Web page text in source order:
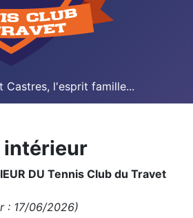
Castres, l'esprit famille...
intérieur
DU Tennis Club du Travet
: 17/06/2026)